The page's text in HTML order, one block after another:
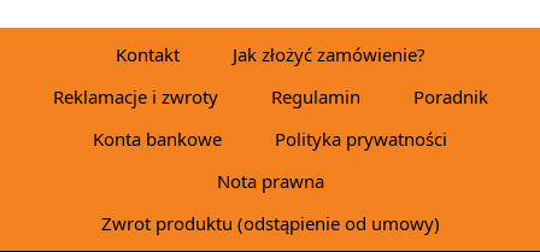
Kontakt
Jak złożyć zamówienie?
Reklamacje i zwroty
Regulamin
Poradnik
Konta bankowe
Polityka prywatności
Nota prawna
Zwrot produktu (odstąpienie od umowy)